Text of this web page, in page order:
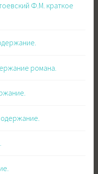
Ф.М. краткое
романа.